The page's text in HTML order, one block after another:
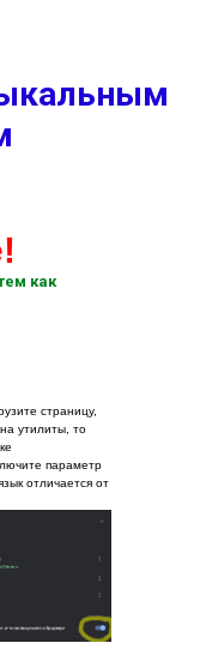
страницу,
утилиты, то
параметр
отличается от
как